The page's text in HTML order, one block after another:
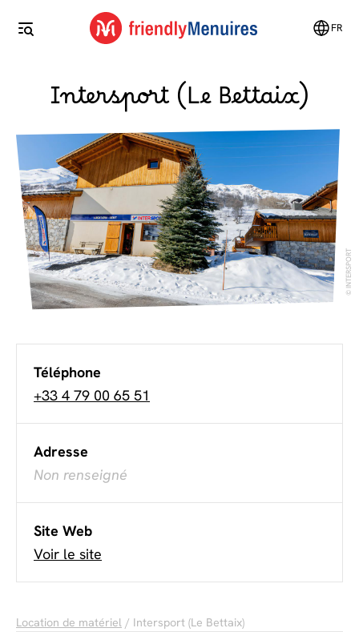
FR
Intersport (Le Bettaix)
INTERSPORT
Téléphone
+33 4 79 00 65 51
Adresse
Non renseigné
Site Web
Voir le site
Location de matériel / Intersport (Le Bettaix)